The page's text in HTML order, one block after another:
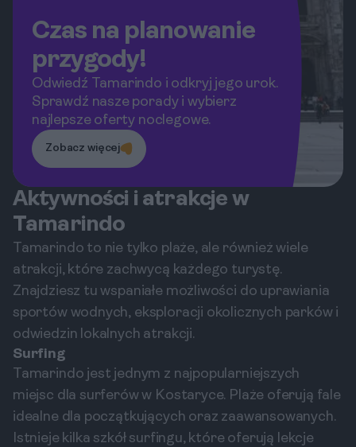
Czas na planowanie
przygody!
Odwiedź Tamarindo i odkryj jego urok.
Sprawdź nasze porady i wybierz
najlepsze oferty noclegowe.
Zobacz więcej
Aktywności i atrakcje w
Tamarindo
Tamarindo to nie tylko plaże, ale również wiele
atrakcji, które zachwycą każdego turystę.
Znajdziesz tu wspaniałe możliwości do uprawiania
sportów wodnych, eksploracji okolicznych parków i
odwiedzin lokalnych atrakcji.
Surfing
Tamarindo jest jednym z najpopularniejszych
miejsc dla surferów w Kostaryce. Plaże oferują fale
idealne dla początkujących oraz zaawansowanych.
Istnieje kilka szkół surfingu, które oferują lekcje